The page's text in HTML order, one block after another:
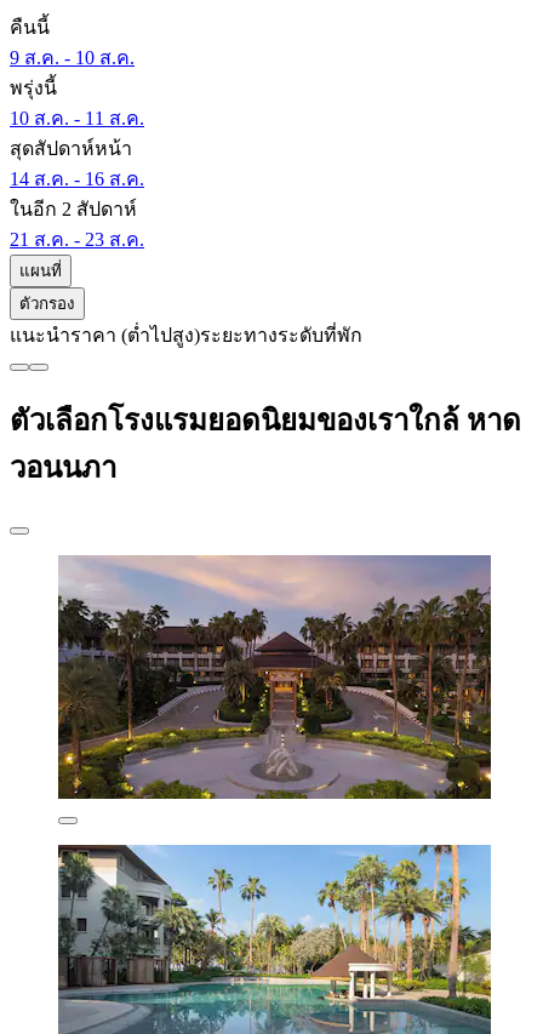
คืนนี้
9 ส.ค. - 10 ส.ค.
พรุ่งนี้
10 ส.ค. - 11 ส.ค.
สุดสัปดาห์หน้า
14 ส.ค. - 16 ส.ค.
ในอีก 2 สัปดาห์
21 ส.ค. - 23 ส.ค.
แผนที่
ตัวกรอง
แนะนำราคา (ต่ำไปสูง)ระยะทางระดับที่พัก
ตัวเลือกโรงแรมยอดนิยมของเราใกล้ หาด
วอนนภา